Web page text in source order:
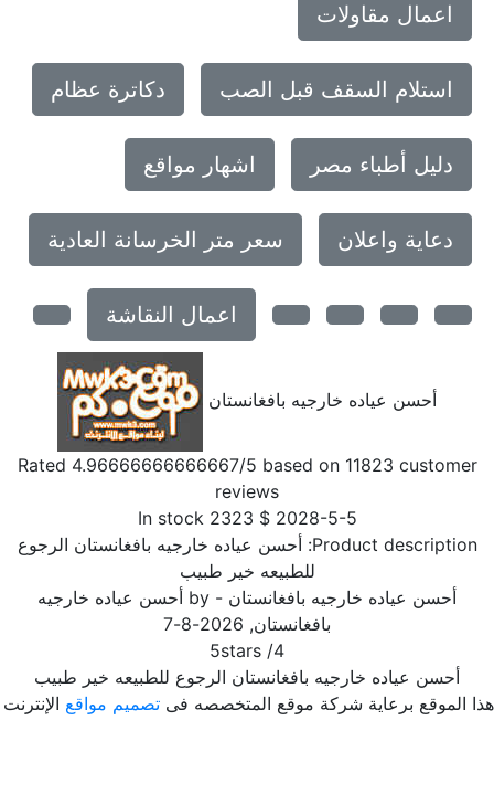
اعمال مقاولات
استلام السقف قبل الصب دكاترة عظام
دليل أطباء مصر اشهار مواقع
دعاية واعلان سعر متر الخرسانة العادية
اعمال النقاشة
أحسن عياده خارجيه بافغانستان
Rated4.96666666666667/5 based on11823customer
reviews
2028-5-5
$
2323
In stock
Product description: أحسن عياده خارجيه بافغانستان الرجوع
للطبيعه خير طبيب
أحسن عياده خارجيه بافغانستان- by
أحسن عياده خارجيه
بافغانستان,
2026-8-7
/
5stars
أحسن عياده خارجيه بافغانستان الرجوع للطبيعه خير طبيب
الموقع برعاية شركة موقع المتخصصه فىتصميم مواقعالإنترنت